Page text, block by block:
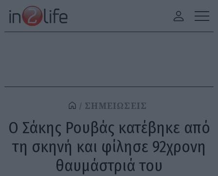
ΣΗΜΕΙΩΣΕΙΣ
Ο Σάκης Ρουβάς κατέβηκε από
τη σκηνή και φίλησε 92χρονη
θαυμάστριά του